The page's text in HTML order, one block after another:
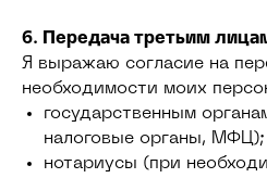
6. Передача третьим
Я выражаю согласие на
необходимости моих
государственным
налоговые органы, МФЦ);
нотариусы (при